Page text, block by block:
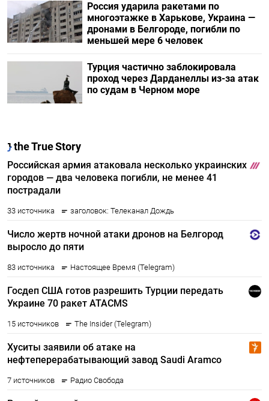
Россия ударила ракетами по
многоэтажке в Харькове, Украина —
дронами в Белгороде, погибли по
меньшей мере 6 человек
Турция частично заблокировала
проход через Дарданеллы из-за атак
по судам в Черном море